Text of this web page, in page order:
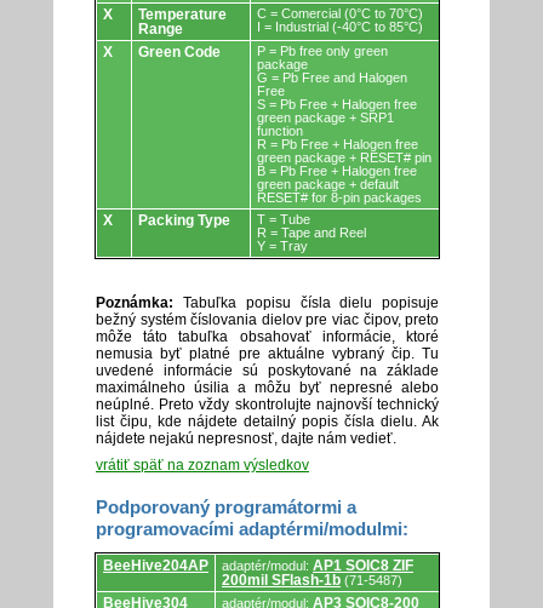
X
Temperature
Range
C = Comercial (0°C to 70°C)
I = Industrial (-40°C to 85°C)
X Green Code
P = Pb free only green
package
G = Pb Free and Halogen
Free
S = Pb Free + Halogen free
green package + SRP1
function
R = Pb Free + Halogen free
green package + RESET# pin
B = Pb Free + Halogen free
green package + default
RESET# for 8-pin packages
X Packing Type
T = Tube
R = Tape and Reel
Y = Tray
Poznámka: Tabuľka popisu čísla dielu popisuje
bežný systém číslovania dielov pre viac čipov, preto
môže táto tabuľka obsahovať informácie, ktoré
nemusia byť platné pre aktuálne vybraný čip. Tu
uvedené informácie sú poskytované na základe
maximálneho úsilia a môžu byť nepresné alebo
neúplné. Preto vždy skontrolujte najnovší technický
list čipu, kde nájdete detailný popis čísla dielu. Ak
nájdete nejakú nepresnosť, dajte nám vedieť.
vrátiť späť na zoznam výsledkov
Podporovaný programátormi a
programovacími adaptérmi/modulmi:
Podporovaný
programátormi
a
programovacími
BeeHive204AP adaptér/modul: AP1 SOIC8 ZIF
200mil SFlash-1b (71-5487)
BeeHive304 adaptér/modul: AP3 SOIC8-200